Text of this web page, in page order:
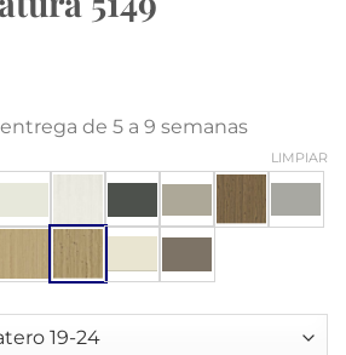
de 5 a 9 semanas
LIMPIAR